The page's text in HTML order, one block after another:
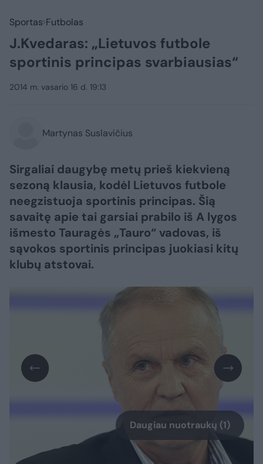
Sportas Futbolas
J.Kvedaras: „Lietuvos futbole
sportinis principas svarbiausias“
2014 m. vasario 16 d. 19:13
Martynas Suslavičius
Sirgaliai daugybę metų prieš kiekvieną
sezoną klausia, kodėl Lietuvos futbole
neegzistuoja sportinis principas. Šią
savaitę apie tai garsiai prabilo iš A lygos
išmesto Tauragės „Tauro“ vadovas, iš
sąvokos sportinis principas juokiasi kitų
klubų atstovai.
Daugiau nuotraukų (1)